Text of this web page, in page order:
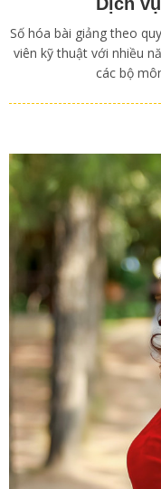
Số hóa bài giảng theo
viên kỹ thuật với nhiều
các bộ